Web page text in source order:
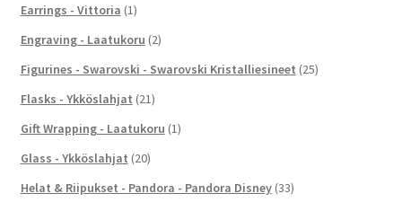
Earrings - Vittoria (1)
Engraving - Laatukoru (2)
Figurines - Swarovski - Swarovski Kristalliesineet (25)
Flasks - Ykköslahjat (21)
Gift Wrapping - Laatukoru (1)
Glass - Ykköslahjat (20)
Helat & Riipukset - Pandora - Pandora Disney (33)